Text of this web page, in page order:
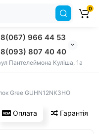
966 44 53
807 40 40
Пантелеймона Куліша, 1а
0
Gree GUHN12NK3HO
Оплата Гарантія